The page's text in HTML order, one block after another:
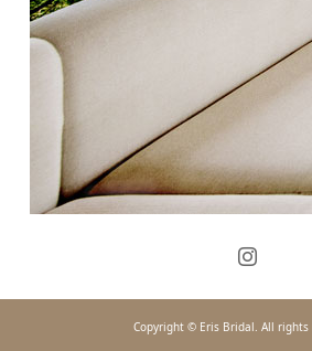
Copyright © Eris Bridal. All rights